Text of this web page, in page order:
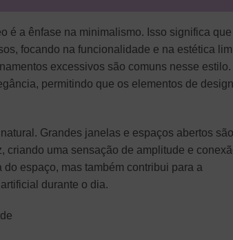
é a ênfase na minimalismo. Isso significa
focando na funcionalidade e na estética
excessivos são comuns nesse estilo.
permitindo que os elementos de
Grandes janelas e espaços abertos são
criando uma sensação de amplitude e
espaço, mas também contribui para a
durante o dia.